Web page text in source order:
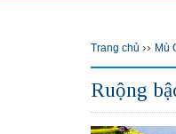
Trang chủ ›› Mù
Ruộng